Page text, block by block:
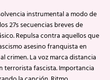
instrumental a modo de
27s secuencias breves de
Repulsa contra aquellos que
asesino franquista en
crimen. La voz marca distancia
terrorista fascista. Importancia